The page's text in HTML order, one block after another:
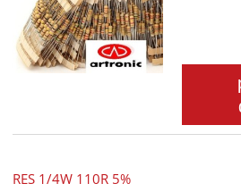
RES 1/4W 110R 5%